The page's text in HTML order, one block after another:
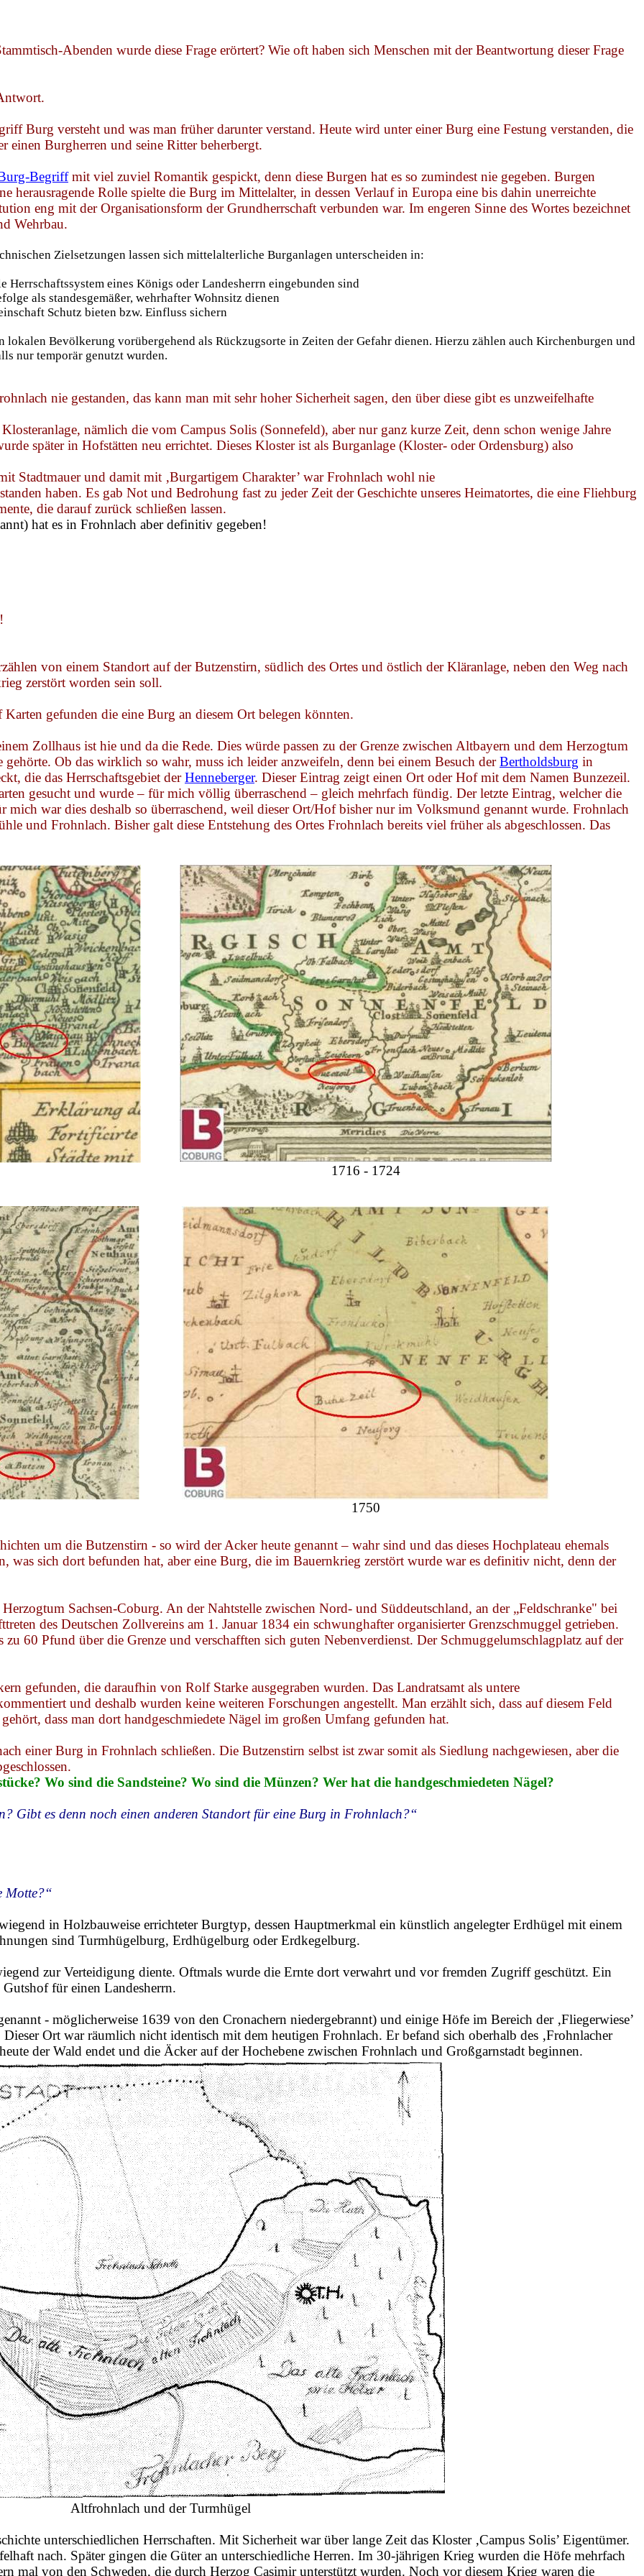
Abenden wurde diese Frage erörtert? Wie oft haben sich Menschen mit der Beantwortung dieser Frage
Burg versteht und was man früher darunter verstand. Heute wird unter einer Burg eine Festung verstanden, die
einen Burgherren und seine Ritter beherbergt.
Begriff mit viel zuviel Romantik gespickt, denn diese Burgen hat es so zumindest nie gegeben. Burgen
herausragende Rolle spielte die Burg im Mittelalter, in dessen Verlauf in Europa eine bis dahin unerreichte
eng mit der Organisationsform der Grundherrschaft verbunden war. Im engeren Sinne des Wortes bezeichnet
Wehrbau.
Zielsetzungen lassen sich mittelalterliche Burganlagen unterscheiden in:
eines Königs oder Landesherrn eingebunden sind
als standesgemäßer, wehrhafter Wohnsitz dienen
Schutz bieten bzw. Einfluss sichern
Bevölkerung vorübergehend als Rückzugsorte in Zeiten der Gefahr dienen. Hierzu zählen auch Kirchenburgen und
nur temporär genutzt wurden.
nie gestanden, das kann man mit sehr hoher Sicherheit sagen, den über diese gibt es unzweifelhafte
nämlich die vom Campus Solis (Sonnefeld), aber nur ganz kurze Zeit, denn schon wenige Jahre
später in Hofstätten neu errichtet. Dieses Kloster ist als Burganlage (Kloster- oder Ordensburg) also
Stadtmauer und damit mit ‚Burgartigem Charakter’ warFrohnlach wohl nie
haben. Es gab Not und Bedrohung fast zu jeder Zeit der Geschichte unseres Heimatortes, die eine Fliehburg
die darauf zurück schließen lassen.
hat es in Frohnlach aber definitiv gegeben!
von einem Standort auf der Butzenstirn, südlich des Ortes und östlich der Kläranlage, neben den Weg nach
zerstört worden sein soll.
gefunden die eine Burg an diesem Ort belegen könnten.
Zollhaus ist hie und da die Rede. Dies würde passen zu der Grenze zwischen Altbayern und dem Herzogtum
Ob das wirklich so wahr, muss ich leider anzweifeln, denn bei einem Besuch der Bertholdsburg in
die das Herrschaftsgebiet derHenneberger. Dieser Eintrag zeigt einen Ort oder Hof mit dem Namen Bunzezeil.
gesucht und wurde – für mich völlig überraschend – gleich mehrfach fündig. Der letzte Eintrag, welcher die
war dies deshalb so überraschend, weil dieser Ort/Hof bisher nur im Volksmund genannt wurde. Frohnlach
und Frohnlach. Bisher galt diese Entstehung des Ortes Frohnlach bereits viel früher als abgeschlossen. Das
1716 - 1724
1750
um die Butzenstirn - so wird der Acker heute genannt – wahr sind und das dieses Hochplateau ehemals
was sich dort befunden hat, aber eine Burg, die im Bauernkrieg zerstört wurde war es definitiv nicht, denn der
Sachsen-Coburg. An der Nahtstelle zwischen Nord- und Süddeutschland, an der „Feldschranke" bei
des Deutschen Zollvereins am 1. Januar 1834 ein schwunghafter organisierter Grenzschmuggel getrieben.
60 Pfund über die Grenze und verschafften sich guten Nebenver­dienst. Der Schmuggelumschlagplatz auf der
gefunden, die daraufhin von Rolf Starke ausgegraben wurden. Das Landratsamt als untere
und deshalb wurden keine weiteren Forschungen angestellt. Man erzählt sich, dass auf diesem Feld
dass man dort handgeschmiedete Nägel im großen Umfang gefunden hat.
einer Burg in Frohnlach schließen. Die Butzenstirn selbst ist zwar somit als Siedlung nachgewiesen, aber die
Wo sind die Sandsteine? Wo sind die Münzen? Wer hat die handgeschmiedeten Nägel?
Gibt es denn noch einen anderen Standort für eine Burg in Frohnlach?“
Motte?“
in Holzbauweise errichteter Burgtyp, dessen Hauptmerkmal ein künstlich angelegter Erdhügel mit einem
sind Turmhügelburg, Erdhügelburg oder Erdkegelburg.
zur Verteidigung diente. Oftmals wurde die Ernte dort verwahrt und vor fremden Zugriff geschützt. Ein
für einen Landesherrn.
- möglicherweise 1639 von den Cronachern niedergebrannt) und einige Höfe im Bereich der ‚Fliegerwiese’
Dieser Ort war räumlich nicht identisch mit dem heutigen Frohnlach. Er befand sich oberhalb des ‚Frohnlacher
der Wald endet und die Äcker auf der Hochebene zwischen Frohnlach und Großgarnstadt beginnen.
Altfrohnlach und der Turmhügel
unterschiedlichen Herrschaften. Mit Sicherheit war über lange Zeit das Kloster ‚Campus Solis’ Eigentümer.
nach. Später gingen die Güter an unterschiedliche Herren. Im 30-jährigen Krieg wurden die Höfe mehrfach
mal von den Schweden, die durch Herzog Casimir unterstützt wurden. Noch vor diesem Krieg waren die